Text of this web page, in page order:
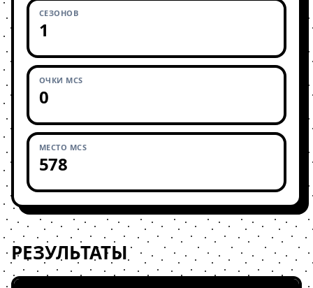
СЕЗОНОВ
1
ОЧКИ MCS
0
МЕСТО MCS
578
РЕЗУЛЬТАТЫ